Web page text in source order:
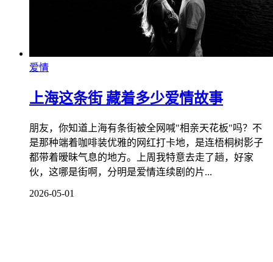
爱情
上海这条街 藏着多少爱情故事
朋友，你知道上海有条街被全网喊"相亲天花板"吗？不
是那种端着咖啡装优雅的网红打卡地，是连梧桐树影子
都带着暧昧气息的地方。上周我特意去走了趟，好家
伙，这哪是街啊，分明是爱情连续剧的片...
2026-05-01